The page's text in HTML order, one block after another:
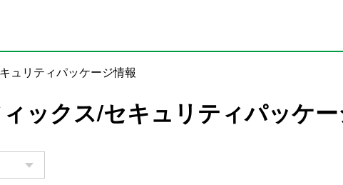
ュリティパッケージ情報
ックス/セキュリティパッケ